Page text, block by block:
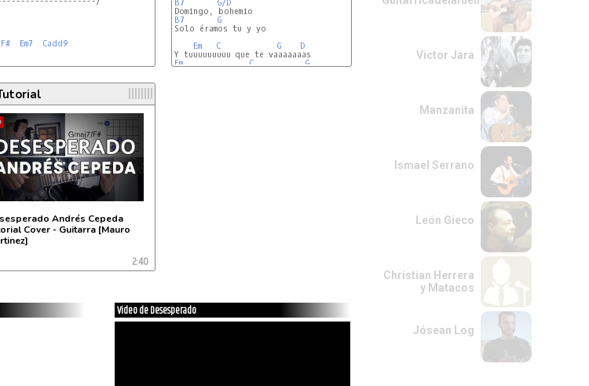
Em7 Cadd9
B7
G/D
B7
G
Solo éramos tu y yo
Em
C G
D
Em
C G
Andrés Cepeda
Cover - Guitarra [Mauro
2:40
Video de Desesperado
Victor Jara
Manzanita
Ismael Serrano
León Gieco
Christian Herrera
y Matacos
Jósean Log